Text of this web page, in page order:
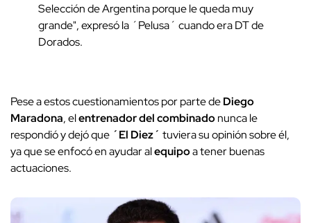
Selección de Argentina porque le queda muy
grande", expresó la ´Pelusa´ cuando era DT de
Dorados.
Pese a estos cuestionamientos por parte deDiego
Maradona, elentrenador del combinadonunca le
respondió y dejó que ´El Diez´ tuviera su opinión sobre él,
ya que se enfocó en ayudar alequipoa tener buenas
actuaciones.